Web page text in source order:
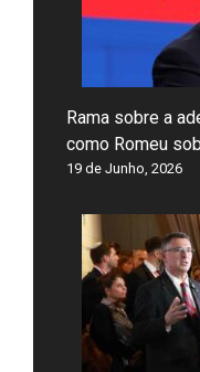
Rama sobre a
como Romeu
19 de Junho, 2026